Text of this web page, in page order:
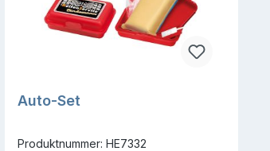
Auto-Set
Produktnummer: HE7332